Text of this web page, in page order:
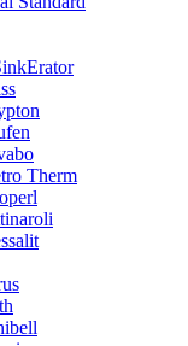
Therm